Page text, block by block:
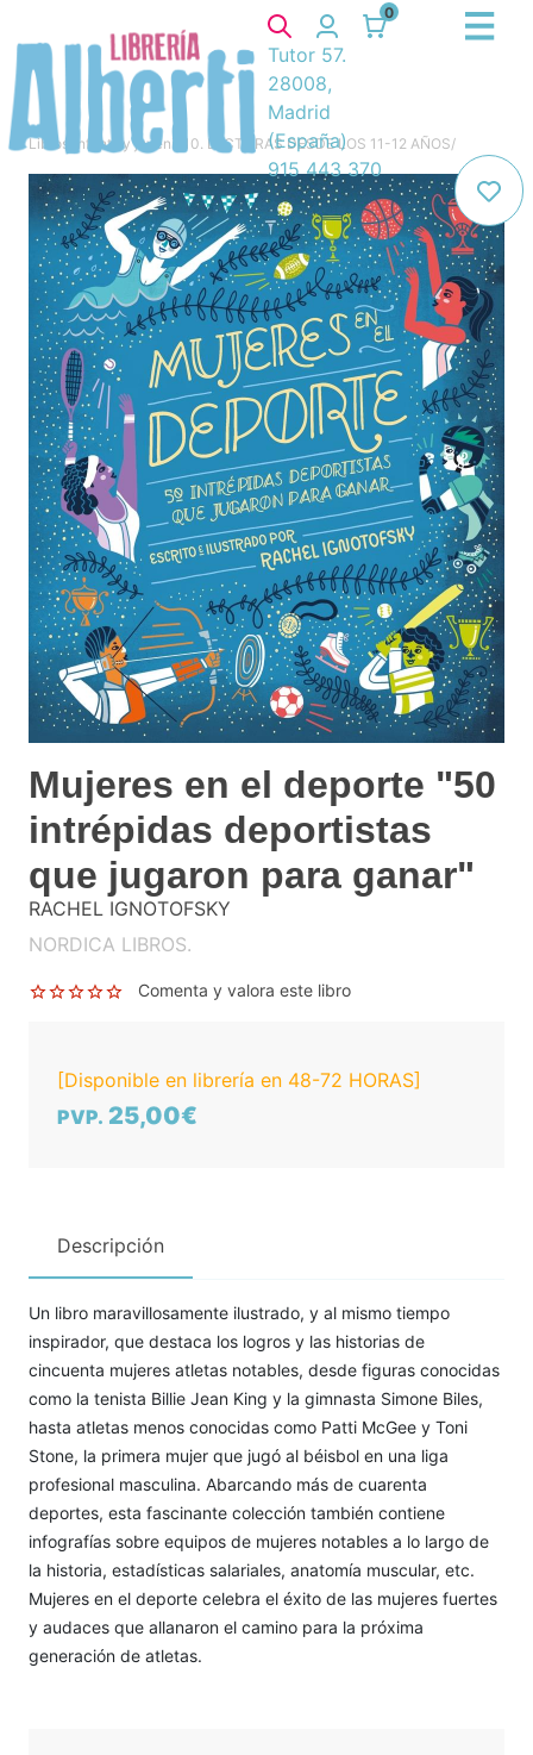
0
Tutor 57.
28008,
Madrid
(España)
915 443 370
Libros Infantil y juvenil 10. LECTURAS DESDE LOS 11-12 AÑOS/
Mujeres en el deporte "50
intrépidas deportistas
que jugaron para ganar"
RACHEL IGNOTOFSKY
NORDICA LIBROS.
Comenta y valora este libro
[Disponible en librería en 48-72 HORAS]
PVP. 25,00€
Descripción
Un libro maravillosamente ilustrado, y al mismo tiempo
inspirador, que destaca los logros y las historias de
cincuenta mujeres atletas notables, desde figuras conocidas
como la tenista Billie Jean King y la gimnasta Simone Biles,
hasta atletas menos conocidas como Patti McGee y Toni
Stone, la primera mujer que jugó al béisbol en una liga
profesional masculina. Abarcando más de cuarenta
deportes, esta fascinante colección también contiene
infografías sobre equipos de mujeres notables a lo largo de
la historia, estadísticas salariales, anatomía muscular, etc.
Mujeres en el deporte celebra el éxito de las mujeres fuertes
y audaces que allanaron el camino para la próxima
generación de atletas.